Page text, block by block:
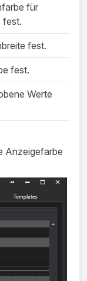
für
fest.
fest.
fest.
Werte
Anzeigefarbe